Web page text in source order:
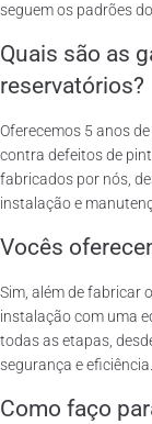
seguem os padrões
Quais são as
reservatórios?
Oferecemos 5 anos
contra defeitos de
fabricados por nós,
instalação e
Vocês
Sim, além de fabricar
instalação com uma
todas as etapas,
segurança e eficiência.
Como faço